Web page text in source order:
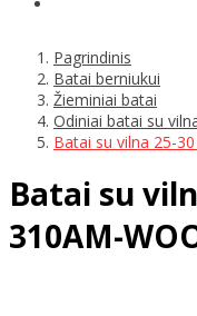
Pagrindinis
Batai berniukui
Žieminiai batai
Odiniai batai su
Batai su vilna 25-
Batai su
310AM-